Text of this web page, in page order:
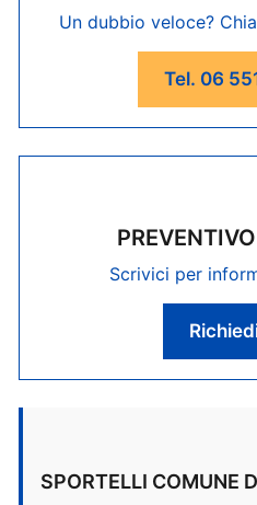
Un dubbio veloce?
Tel. 06
Scrivici per
SPORTELLI COMUNE